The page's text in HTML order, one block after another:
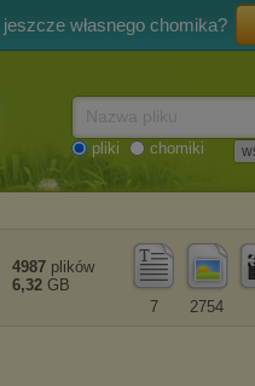
własnego chomika?
pliki chomiki
2754
7
4987 plików
6,32 GB